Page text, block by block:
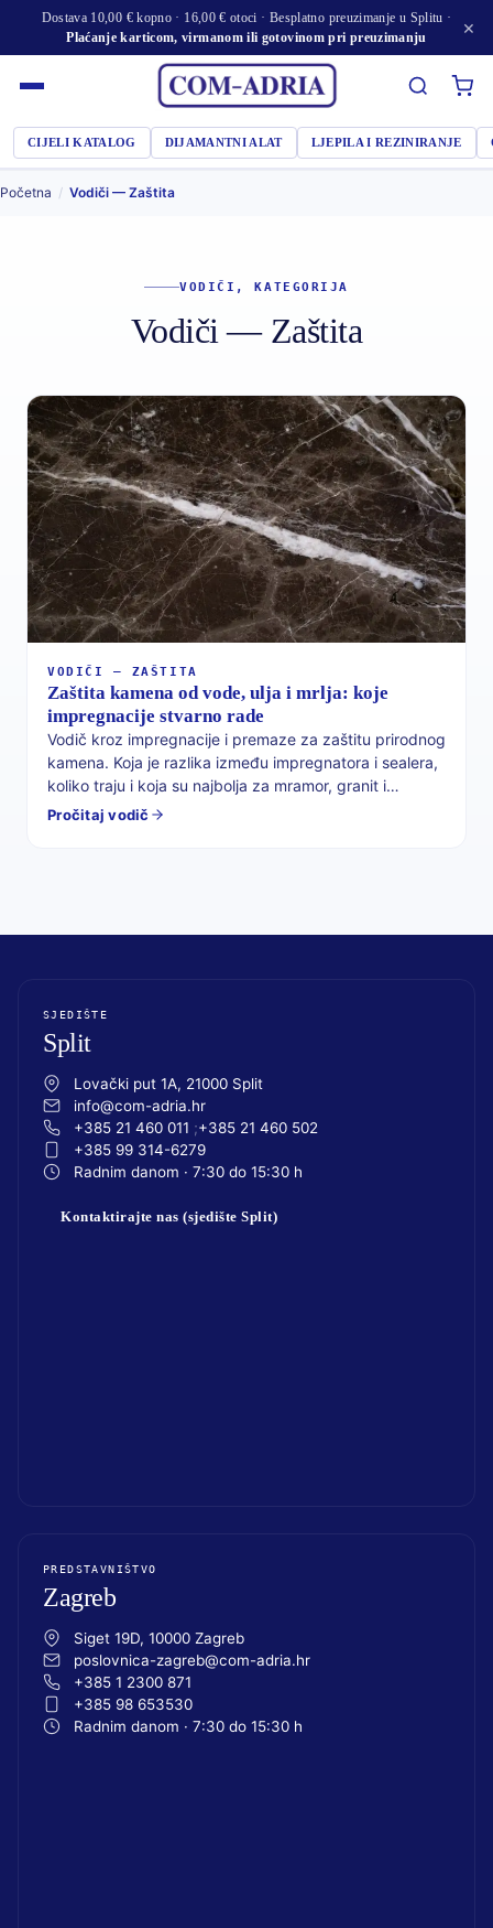
Dostava 10,00 € kopno · 16,00 € otoci · Besplatno preuzimanje u Splitu ·
Plaćanje karticom, virmanom ili gotovinom pri preuzimanju
×
CIJELI KATALOG DIJAMANTNI ALAT LJEPILA I REZINIRANJE
Početna / Vodiči — Zaštita
VODIČI, KATEGORIJA
Vodiči — Zaštita
VODIČI — ZAŠTITA
Zaštita kamena od vode, ulja i mrlja: koje
impregnacije stvarno rade
Vodič kroz impregnacije i premaze za zaštitu prirodnog
kamena. Koja je razlika između impregnatora i sealera,
koliko traju i koja su najbolja za mramor, granit i
vapnenac.
Pročitaj vodič
SJEDIŠTE
Split
Lovački put 1A, 21000 Split
info@com-adria.hr
+385 21 460 011
+385 21 460 502
+385 99 314-6279
Radnim danom · 7:30 do 15:30 h
Kontaktirajte nas (sjedište Split)
PREDSTAVNIŠTVO
Zagreb
Siget 19D, 10000 Zagreb
poslovnica-zagreb@com-adria.hr
+385 1 2300 871
+385 98 653530
Radnim danom · 7:30 do 15:30 h